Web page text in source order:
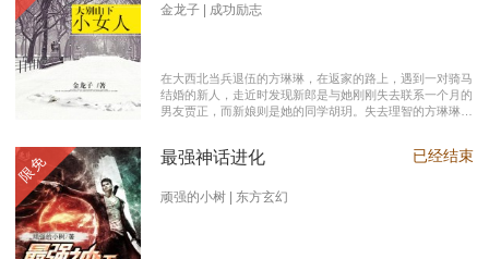
金龙子 | 成功励志
在大西北当兵退伍的方琳琳，在返家的路上，遇到一对骑马
结婚的新人，走近时发现新郎是与她刚刚失去联系一个月的
男友贾正，而新娘则是她的同学胡玥。失去理智的方琳琳，
亲，心脏病发作，住进了医院。方琳琳最后决心到大城市发
着谋生的艰辛，是无数曾经脱下军装回到社会的退伍军人遭
遇的缩影之一。方琳琳开过大货车、当过女保安、当过私人
限免 最强神话进化
顽强的小树 | 东方玄幻
已经结束